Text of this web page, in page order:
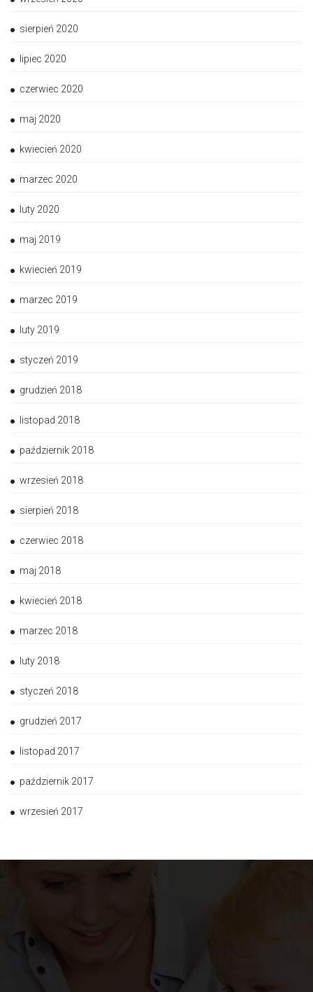
sierpień 2020
lipiec 2020
czerwiec 2020
maj 2020
kwiecień 2020
marzec 2020
luty 2020
maj 2019
kwiecień 2019
marzec 2019
luty 2019
styczeń 2019
grudzień 2018
listopad 2018
październik 2018
wrzesień 2018
sierpień 2018
czerwiec 2018
maj 2018
kwiecień 2018
marzec 2018
luty 2018
styczeń 2018
grudzień 2017
listopad 2017
październik 2017
wrzesień 2017